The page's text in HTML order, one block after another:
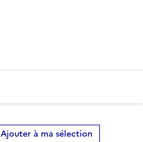
Ajouter à ma sélection